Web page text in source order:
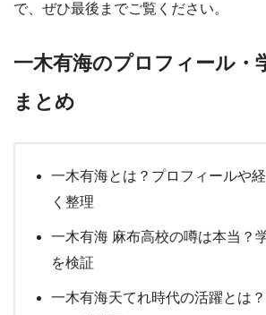
で、ぜひ最後までご覧ください。
一木有海のプロフィール・
まとめ
一木有海とは？プロフィールや
く整理
一木有海 麻布高校の噂は本当？
を検証
一木有海天てれ時代の活躍とは